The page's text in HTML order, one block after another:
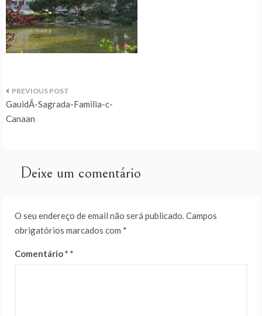
Navegação
de
GauidÃ­-Sagrada-Familia-c-
Canaan
Deixe um comentário
O seu endereço de email não será publicado.Campos
obrigatórios marcados com *
Comentário*